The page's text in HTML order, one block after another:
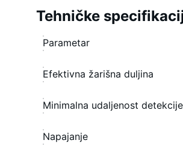
Tehničke
Parametar
Efektivna žarišna duljina
Minimalna udaljenost detekcije
Napajanje